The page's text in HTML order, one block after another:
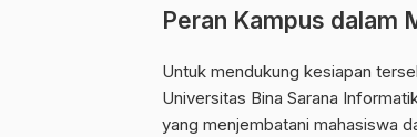
Peran Kampus dalam
Untuk mendukung kesiapan
Universitas Bina Sarana
yang menjembatani mahasiswa